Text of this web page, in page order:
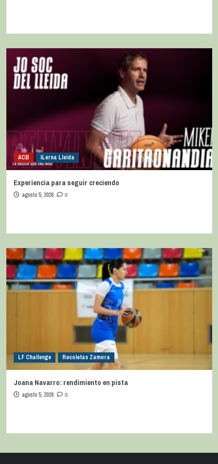
ACB iLerna Lleida
Experiencia para seguir creciendo
agosto 5, 2026 0
LF Challenge Recoletas Zamora
Joana Navarro: rendimiento en pista
agosto 5, 2026 0